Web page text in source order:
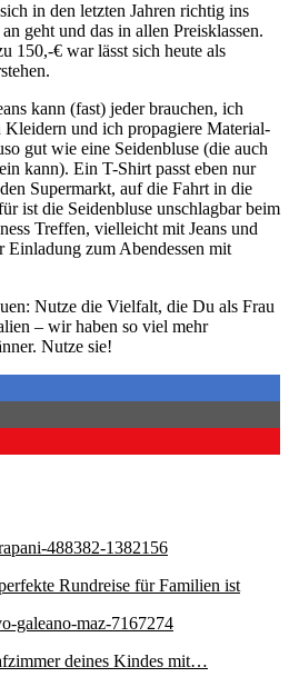
in den letzten Jahren richtig ins
geht und das in allen Preisklassen.
150,-€ war lässt sich heute als
kann (fast) jeder brauchen, ich
und ich propagiere Material-
gut wie eine Seidenbluse (die auch
kann). Ein T-Shirt passt eben nur
Supermarkt, auf die Fahrt in die
ist die Seidenbluse unschlagbar beim
Treffen, vielleicht mit Jeans und
zum Abendessen mit
Nutze die Vielfalt, die Du als Frau
– wir haben so viel mehr
Nutze sie!
Rundreise für Familien ist
deines Kindes mit…